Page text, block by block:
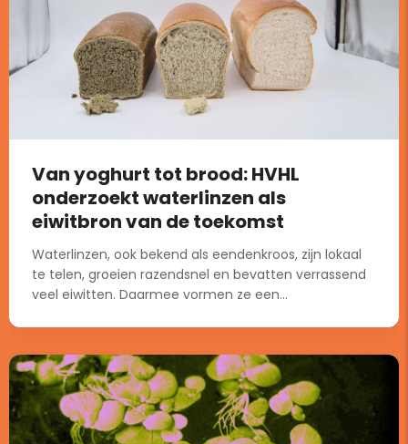
Van yoghurt tot brood: HVHL
onderzoekt waterlinzen als
eiwitbron van de toekomst
Waterlinzen, ook bekend als eendenkroos, zijn lokaal
te telen, groeien razendsnel en bevatten verrassend
veel eiwitten. Daarmee vormen ze een...